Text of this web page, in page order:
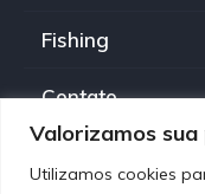
Valorizamos
Utilizamos cookies
Fishing
Contato
Política de